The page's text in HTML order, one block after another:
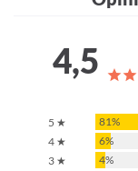
4,5
5 ★ 81%
4 ★
6%
3 ★
4%